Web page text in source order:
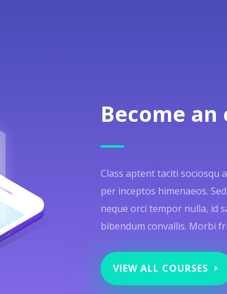
Become
Class aptent taciti sociosqu
per inceptos himenaeos.
neque orci tempor nulla, id
bibendum convallis. Morbi
VIEW ALL COURSES